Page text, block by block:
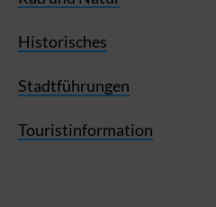
Historisches
Stadtführungen
Touristinformation